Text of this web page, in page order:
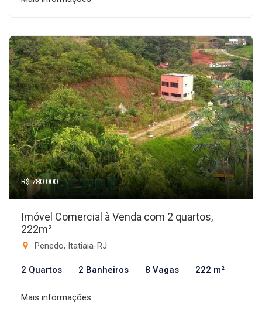
R$ 780.000
Imóvel Comercial à Venda com 2 quartos,
222m²
Penedo, Itatiaia-RJ
2 Quartos 2 Banheiros 8 Vagas 222 m²
Mais informações